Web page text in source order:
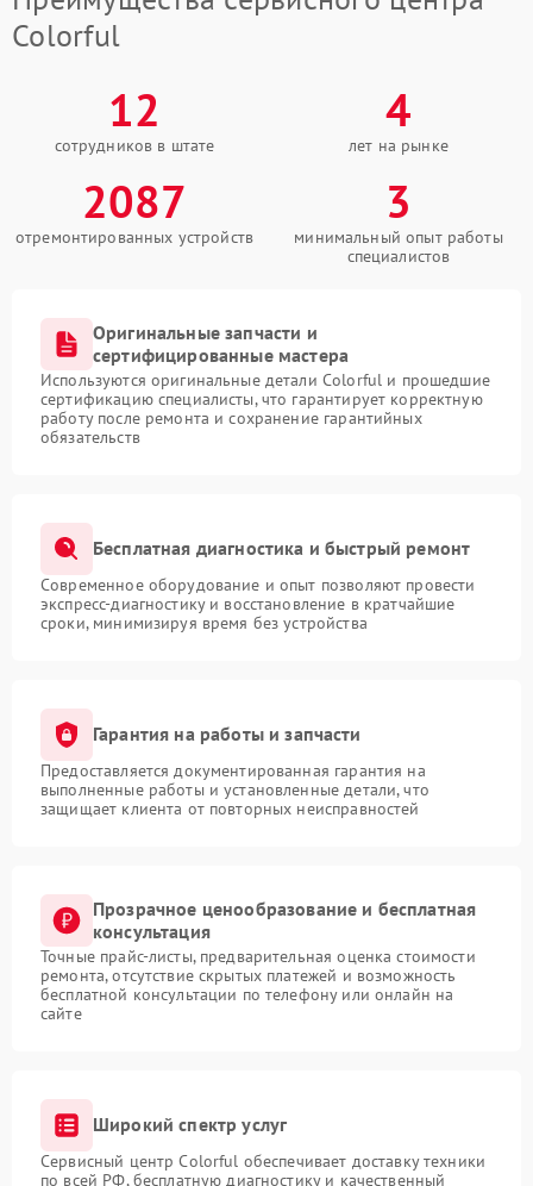
Colorful
12
сотрудников в штате
4
лет на рынке
2087
отремонтированных устройств
3
минимальный опыт работы
специалистов
Оригинальные запчасти и
сертифицированные мастера
Используются оригинальные детали Colorful и прошедшие
сертификацию специалисты, что гарантирует корректную
работу после ремонта и сохранение гарантийных
обязательств
Бесплатная диагностика и быстрый ремонт
Современное оборудование и опыт позволяют провести
экспресс-диагностику и восстановление в кратчайшие
сроки, минимизируя время без устройства
Гарантия на работы и запчасти
Предоставляется документированная гарантия на
выполненные работы и установленные детали, что
защищает клиента от повторных неисправностей
Прозрачное ценообразование и бесплатная
консультация
Точные прайс-листы, предварительная оценка стоимости
ремонта, отсутствие скрытых платежей и возможность
бесплатной консультации по телефону или онлайн на
сайте
Широкий спектр услуг
Сервисный центр Colorful обеспечивает доставку техники
по всей РФ, бесплатную диагностику и качественный